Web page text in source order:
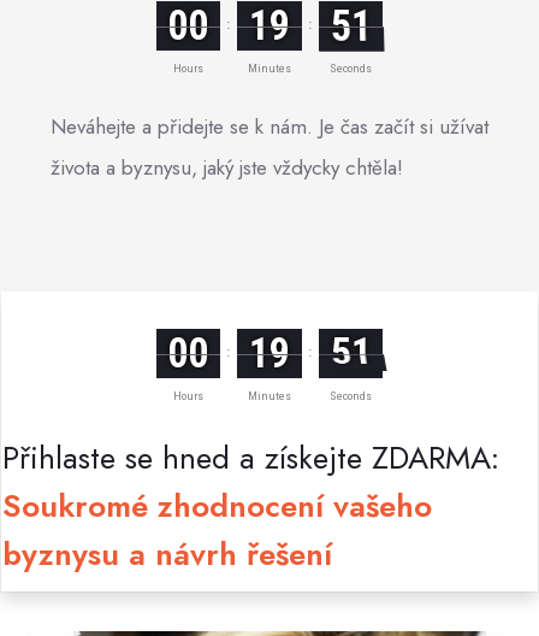
00
Hours
: 19
Minutes
: 49
Seconds
Neváhejte a přidejte se k nám. Je čas začít si užívat
života a byznysu, jaký jste vždycky chtěla!
00
Hours
: 19
Minutes
: 49
Seconds
Přihlaste se hned a získejte ZDARMA:
Soukromé zhodnocení vašeho
byznysu a návrh řešení